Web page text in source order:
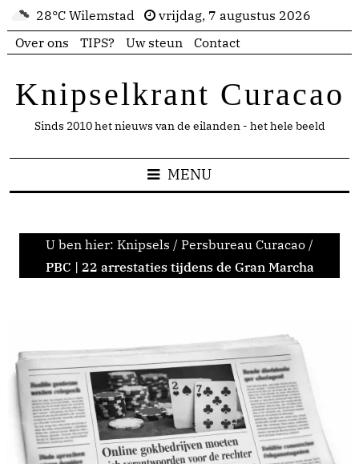
28°C Wilemstad
vrijdag, 7 augustus 2026
Over ons
TIPS? Uw steun Contact
Knipselkrant Curacao
Sinds 2010 het nieuws van de eilanden - het hele beeld
MENU
U ben hier: Knipsels / Persbureau Curacao /
PBC | 22 arrestaties tijdens de Gran Marcha